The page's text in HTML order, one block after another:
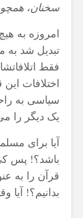
سخنان،
امروزه به
تبدیل شد
فقط
اختلافات
سیاسی به
یک دیگر را
آیا برای
باشد؟! پس کی
قرآن را به
بدانیم؟! آیا